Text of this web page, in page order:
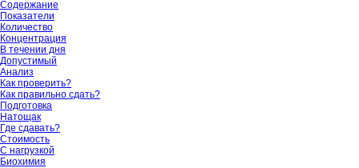
Содержание
Показатели
Количество
Концентрация
В течении дня
Допустимый
Анализ
Как проверить?
Как правильно сдать?
Подготовка
Натощак
Где сдавать?
Стоимость
С нагрузкой
Биохимия